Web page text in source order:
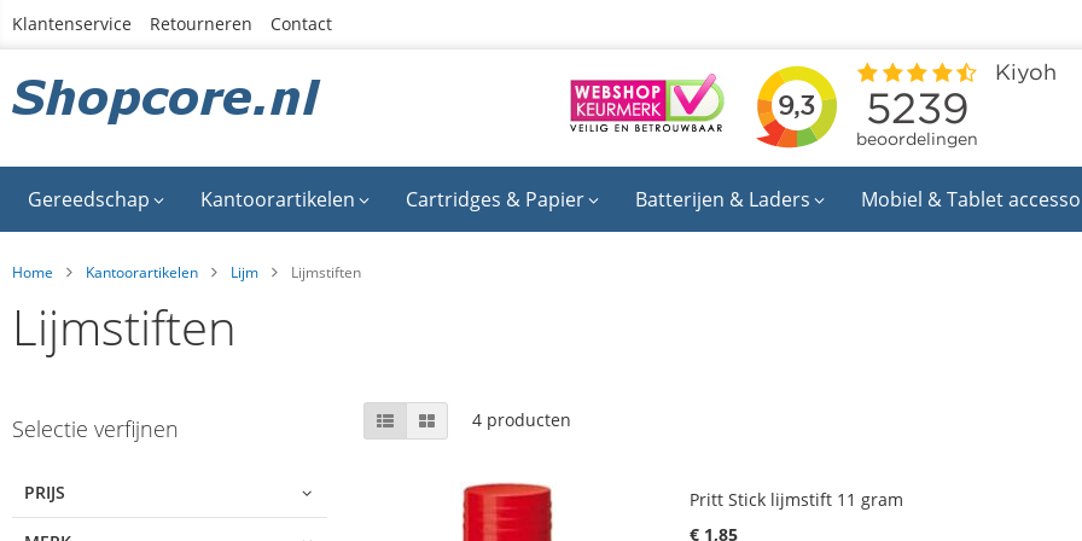
Ga
inhoud
Klantenservice Retourneren Contact
Gereedschap Kantoorartikelen Cartridges & Papier Batterijen & Laders Mobiel & Tablet
Home Kantoorartikelen Lijm Lijmstiften
Lijmstiften
to
list
Selectie verfijnen
PRIJS
Tonen
als
Lijst Foto-
tabel
4producten
Pritt Stick lijmstift 11 gram
€ 1,85